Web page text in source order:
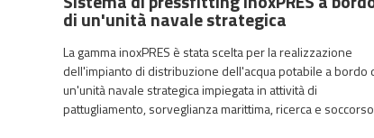
di un'unità navale strategica
La gamma inoxPRES è stata scelta per la realizzazione
dell'impianto di distribuzione dell'acqua potabile a bordo
un'unità navale strategica impiegata in attività di
pattugliamento, sorveglianza marittima, ricerca e